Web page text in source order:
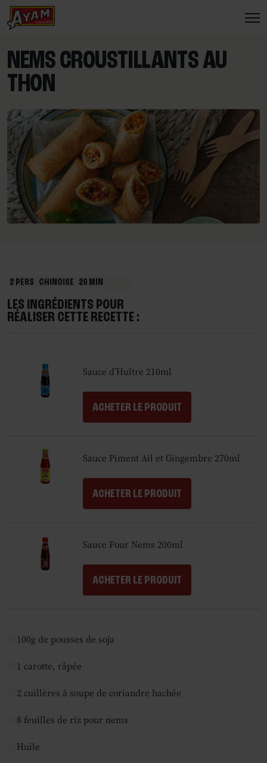
NEMS CROUSTILLANTS AU
THON
2 PERS CHINOISE 20 MIN
LES INGRÉDIENTS POUR
RÉALISER CETTE RECETTE :
Sauce d’Huître 210ml
ACHETER LE PRODUIT
Sauce Piment Ail et Gingembre 270ml
ACHETER LE PRODUIT
Sauce Pour Nems 200ml
ACHETER LE PRODUIT
100g de pousses de soja
1 carotte, râpée
2 cuillères à soupe de coriandre hachée
8 feuilles de riz pour nems
Huile